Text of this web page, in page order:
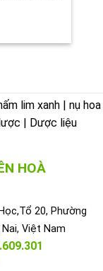
lim xanh | nụ hoa
| Dược liệu
HOÀ
20, Phường
Việt Nam